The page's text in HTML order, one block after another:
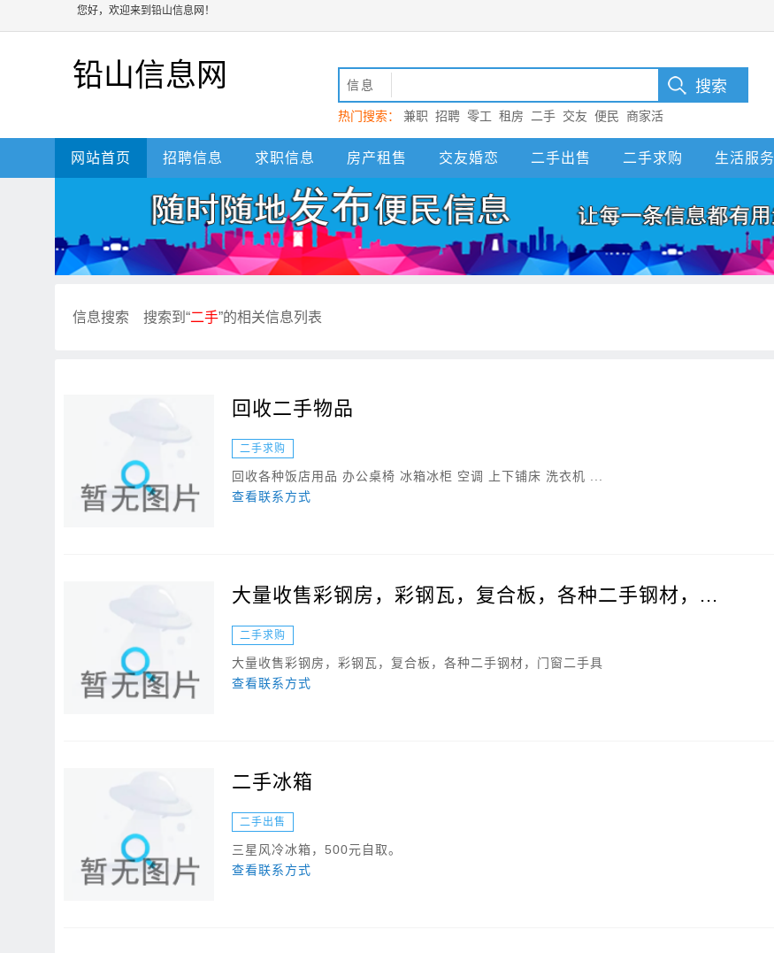
您好，欢迎来到铅山信息网！
铅山信息网 信息
热门搜索： 兼职 招聘 零工 租房 二手 交友 便民
商家活
动 铅山
网站首页 招聘信息 求职信息 房产租售 交友婚恋 二手出售 二手求购 生活服务
信息搜索 搜索到“二手”的相关信息列表
回收二手物品
二手求购
回收各种饭店用品 办公桌椅 冰箱冰柜 空调 上下铺床 洗衣机 ...
查看联系方式
大量收售彩钢房，彩钢瓦，复合板，各种二手钢材，...
二手求购
大量收售彩钢房，彩钢瓦，复合板，各种二手钢材，门窗二手具
查看联系方式
二手冰箱
二手出售
三星风冷冰箱，500元自取。
查看联系方式